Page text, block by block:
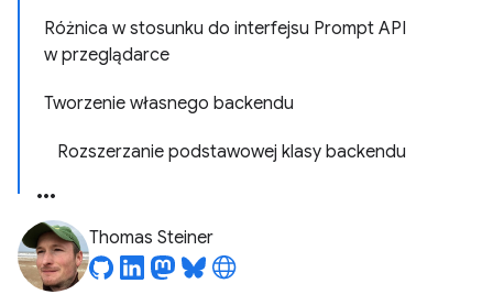
Różnica w stosunku do interfejsu Prompt API
w przeglądarce
Tworzenie własnego backendu
Rozszerzanie podstawowej klasy backendu
Thomas Steiner